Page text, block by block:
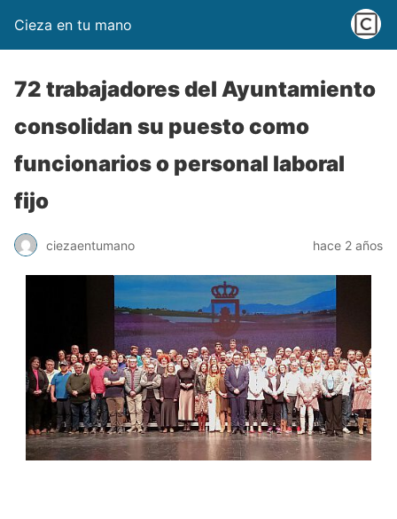
Cieza en tu mano
72 trabajadores del Ayuntamiento
consolidan su puesto como
funcionarios o personal laboral
fijo
ciezaentumano hace 2 años